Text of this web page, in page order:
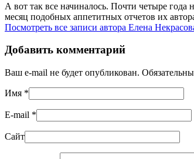
А вот так все начиналось. Почти четыре
месяц подобных аппетитных отчетов их
Посмотреть все записи автора Елена
Добавить комментарий
Ваш e-mail не будет опубликован.
Имя *
E-mail *
Сайт